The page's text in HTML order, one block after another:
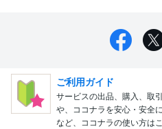
ご利用ガイド
サービスの出品、購入、取
や、ココナラを安心・安全
など、ココナラの使い方はこ